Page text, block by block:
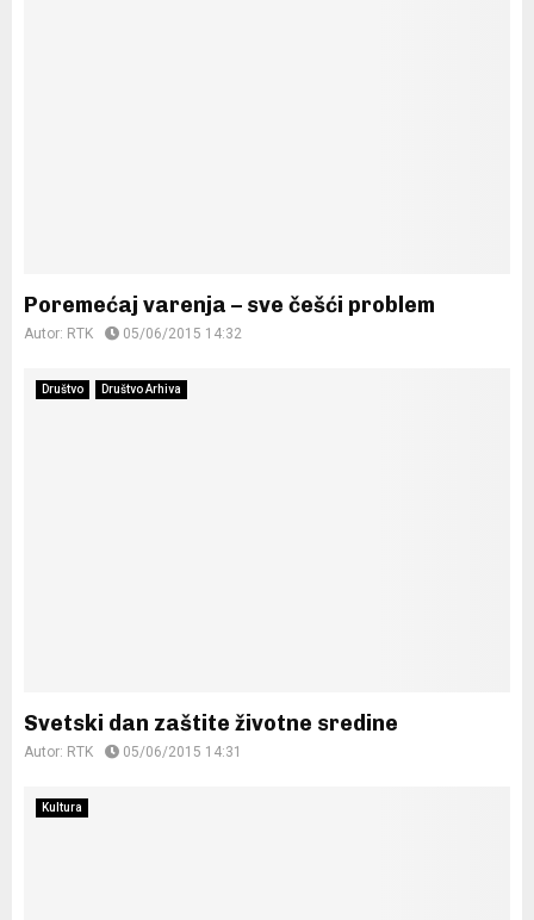
Poremećaj varenja – sve češći problem
Autor: RTK 05/06/2015 14:32
Društvo Društvo Arhiva
Svetski dan zaštite životne sredine
Autor: RTK 05/06/2015 14:31
Kultura